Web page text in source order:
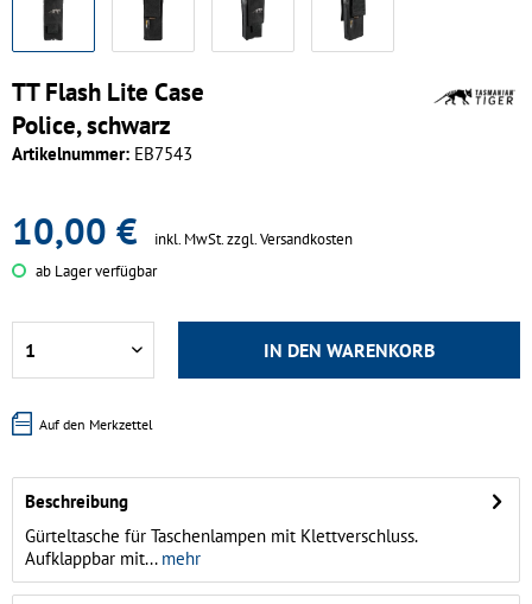
TT Flash Lite Case
Police, schwarz
Artikelnummer: EB7543
10,00 € inkl. MwSt.zzgl. Versandkosten
ab Lager verfügbar
IN DEN WARENKORB
Auf den Merkzettel
Beschreibung
Gürteltasche für Taschenlampen mit Klettverschluss.
Aufklappbar mit...mehr